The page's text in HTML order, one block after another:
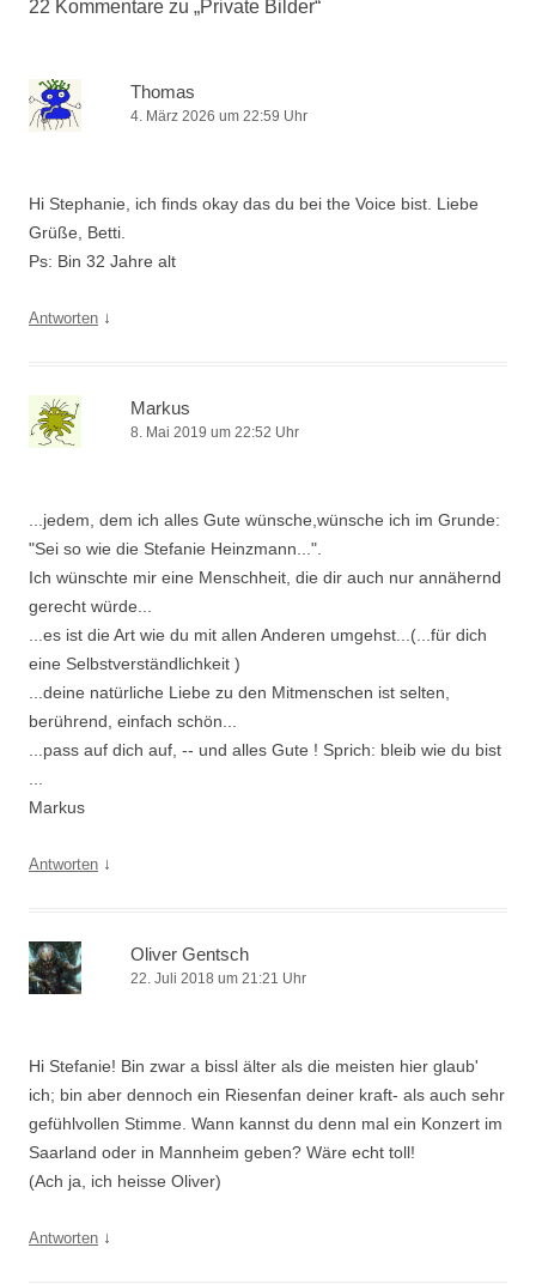
22 Kommentare zu „Private Bilder“
Thomas
4. März 2026 um 22:59 Uhr
Hi Stephanie, ich finds okay das du bei the Voice bist. Liebe
Grüße, Betti.
Ps: Bin 32 Jahre alt
Antworten ↓
Markus
8. Mai 2019 um 22:52 Uhr
...jedem, dem ich alles Gute wünsche,wünsche ich im Grunde:
"Sei so wie die Stefanie Heinzmann...".
Ich wünschte mir eine Menschheit, die dir auch nur annähernd
gerecht würde...
...es ist die Art wie du mit allen Anderen umgehst...(...für dich
eine Selbstverständlichkeit )
...deine natürliche Liebe zu den Mitmenschen ist selten,
berührend, einfach schön...
...pass auf dich auf, -- und alles Gute ! Sprich: bleib wie du bist
...
Markus
Antworten ↓
Oliver Gentsch
22. Juli 2018 um 21:21 Uhr
Hi Stefanie! Bin zwar a bissl älter als die meisten hier glaub'
ich; bin aber dennoch ein Riesenfan deiner kraft- als auch sehr
gefühlvollen Stimme. Wann kannst du denn mal ein Konzert im
Saarland oder in Mannheim geben? Wäre echt toll!
(Ach ja, ich heisse Oliver)
Antworten ↓